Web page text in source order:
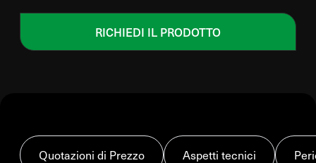
RICHIEDI IL PRODOTTO
Quotazioni di Prezzo Aspetti tecnici